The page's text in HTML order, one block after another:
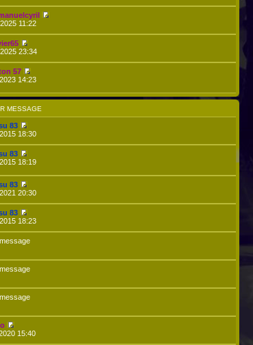
11:22
23:34
57
14:23
MESSAGE
83
18:30
83
18:19
83
20:30
83
18:23
15:40